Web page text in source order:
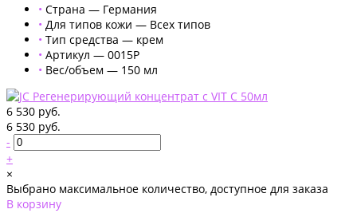
• Страна — Германия
• Для типов кожи — Всех типов
• Тип средства — крем
• Артикул — 0015Р
• Вес/объем — 150 мл
6 530 руб.
6 530 руб.
-
+
×
Выбрано максимальное количество, доступное для заказа
В корзину